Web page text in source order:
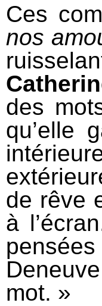
Ces
nos
des
qu’elle
de rêve
à
mot. »